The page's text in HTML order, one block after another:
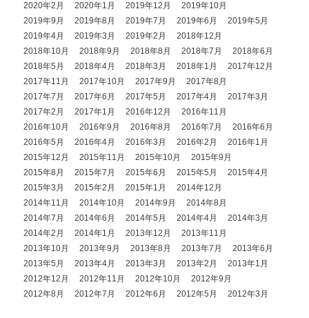
2020年2月
2020年1月 2019年12月
2019年10月
2019年9月
2019年8月 2019年7月 2019年6月
2019年5月
2019年4月
2019年3月 2019年2月
2018年12月
2018年10月
2018年9月 2018年8月 2018年7月
2018年6月
2018年5月
2018年4月 2018年3月 2018年1月
2017年12月
2017年11月
2017年10月 2017年9月
2017年8月
2017年7月
2017年6月 2017年5月 2017年4月
2017年3月
2017年2月
2017年1月 2016年12月
2016年11月
2016年10月
2016年9月 2016年8月 2016年7月
2016年6月
2016年5月
2016年4月 2016年3月 2016年2月
2016年1月
2015年12月
2015年11月 2015年10月
2015年9月
2015年8月
2015年7月 2015年6月 2015年5月
2015年4月
2015年3月
2015年2月 2015年1月
2014年12月
2014年11月
2014年10月 2014年9月
2014年8月
2014年7月
2014年6月 2014年5月 2014年4月
2014年3月
2014年2月
2014年1月 2013年12月
2013年11月
2013年10月
2013年9月 2013年8月 2013年7月
2013年6月
2013年5月
2013年4月 2013年3月 2013年2月
2013年1月
2012年12月
2012年11月 2012年10月
2012年9月
2012年8月
2012年7月 2012年6月 2012年5月 2012年3月